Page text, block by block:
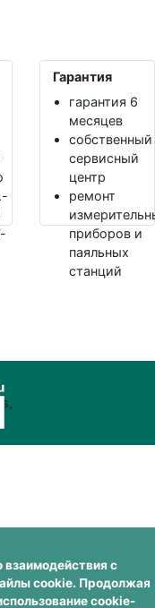
Гарантия
гарантия 6
месяцев
собственный
сервисный
центр
ремонт
приборов и
паяльных
станций
взаимодействия с
cookie. Продолжая
cookie-